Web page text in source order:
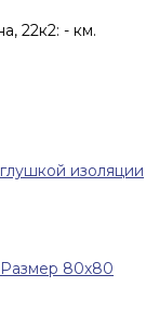
22к2: - км.
изоляции
80х80